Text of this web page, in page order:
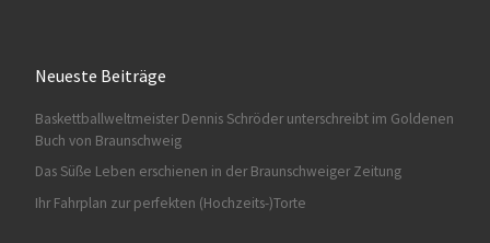
Neueste Beiträge
Baskettballweltmeister Dennis Schröder unterschreibt im Goldenen
Buch von Braunschweig
Das Süße Leben erschienen in der Braunschweiger Zeitung
Ihr Fahrplan zur perfekten (Hochzeits-)Torte